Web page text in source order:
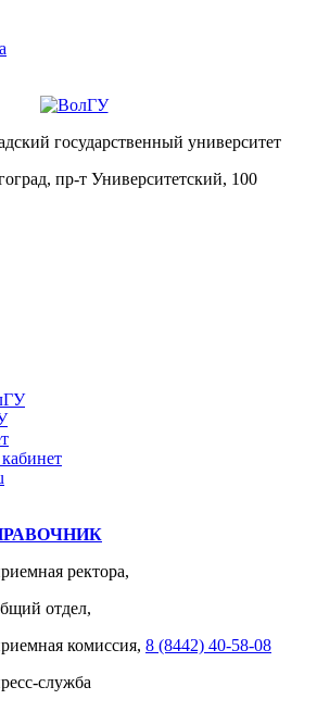
государственный университет
пр-т Университетский, 100
ректора,
отдел,
комиссия, 8 (8442) 40-58-08
служба